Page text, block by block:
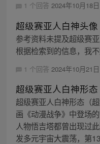
1 个回答 2024年10月18
超级赛亚人白神头像
参考资料未提及超级赛
根据检索到的信息，我不
1 个回答 2024年10月21
超级赛亚人白神形态
超级赛亚人白神形态（
画《动漫战争》中登场
人物悟吉塔都曾出现过
发多元宇宙大震荡，第